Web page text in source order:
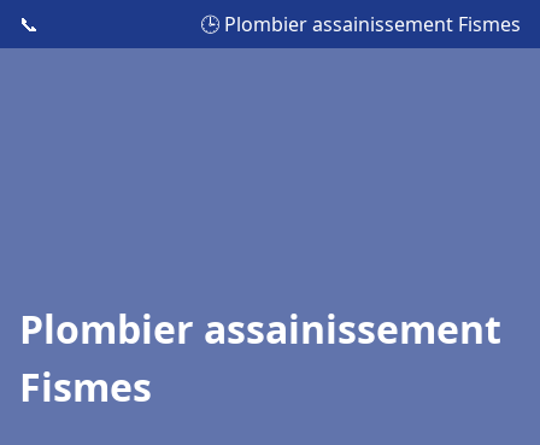
📞 🕒 Plombier assainissement Fismes
Plombier assainissement
Fismes